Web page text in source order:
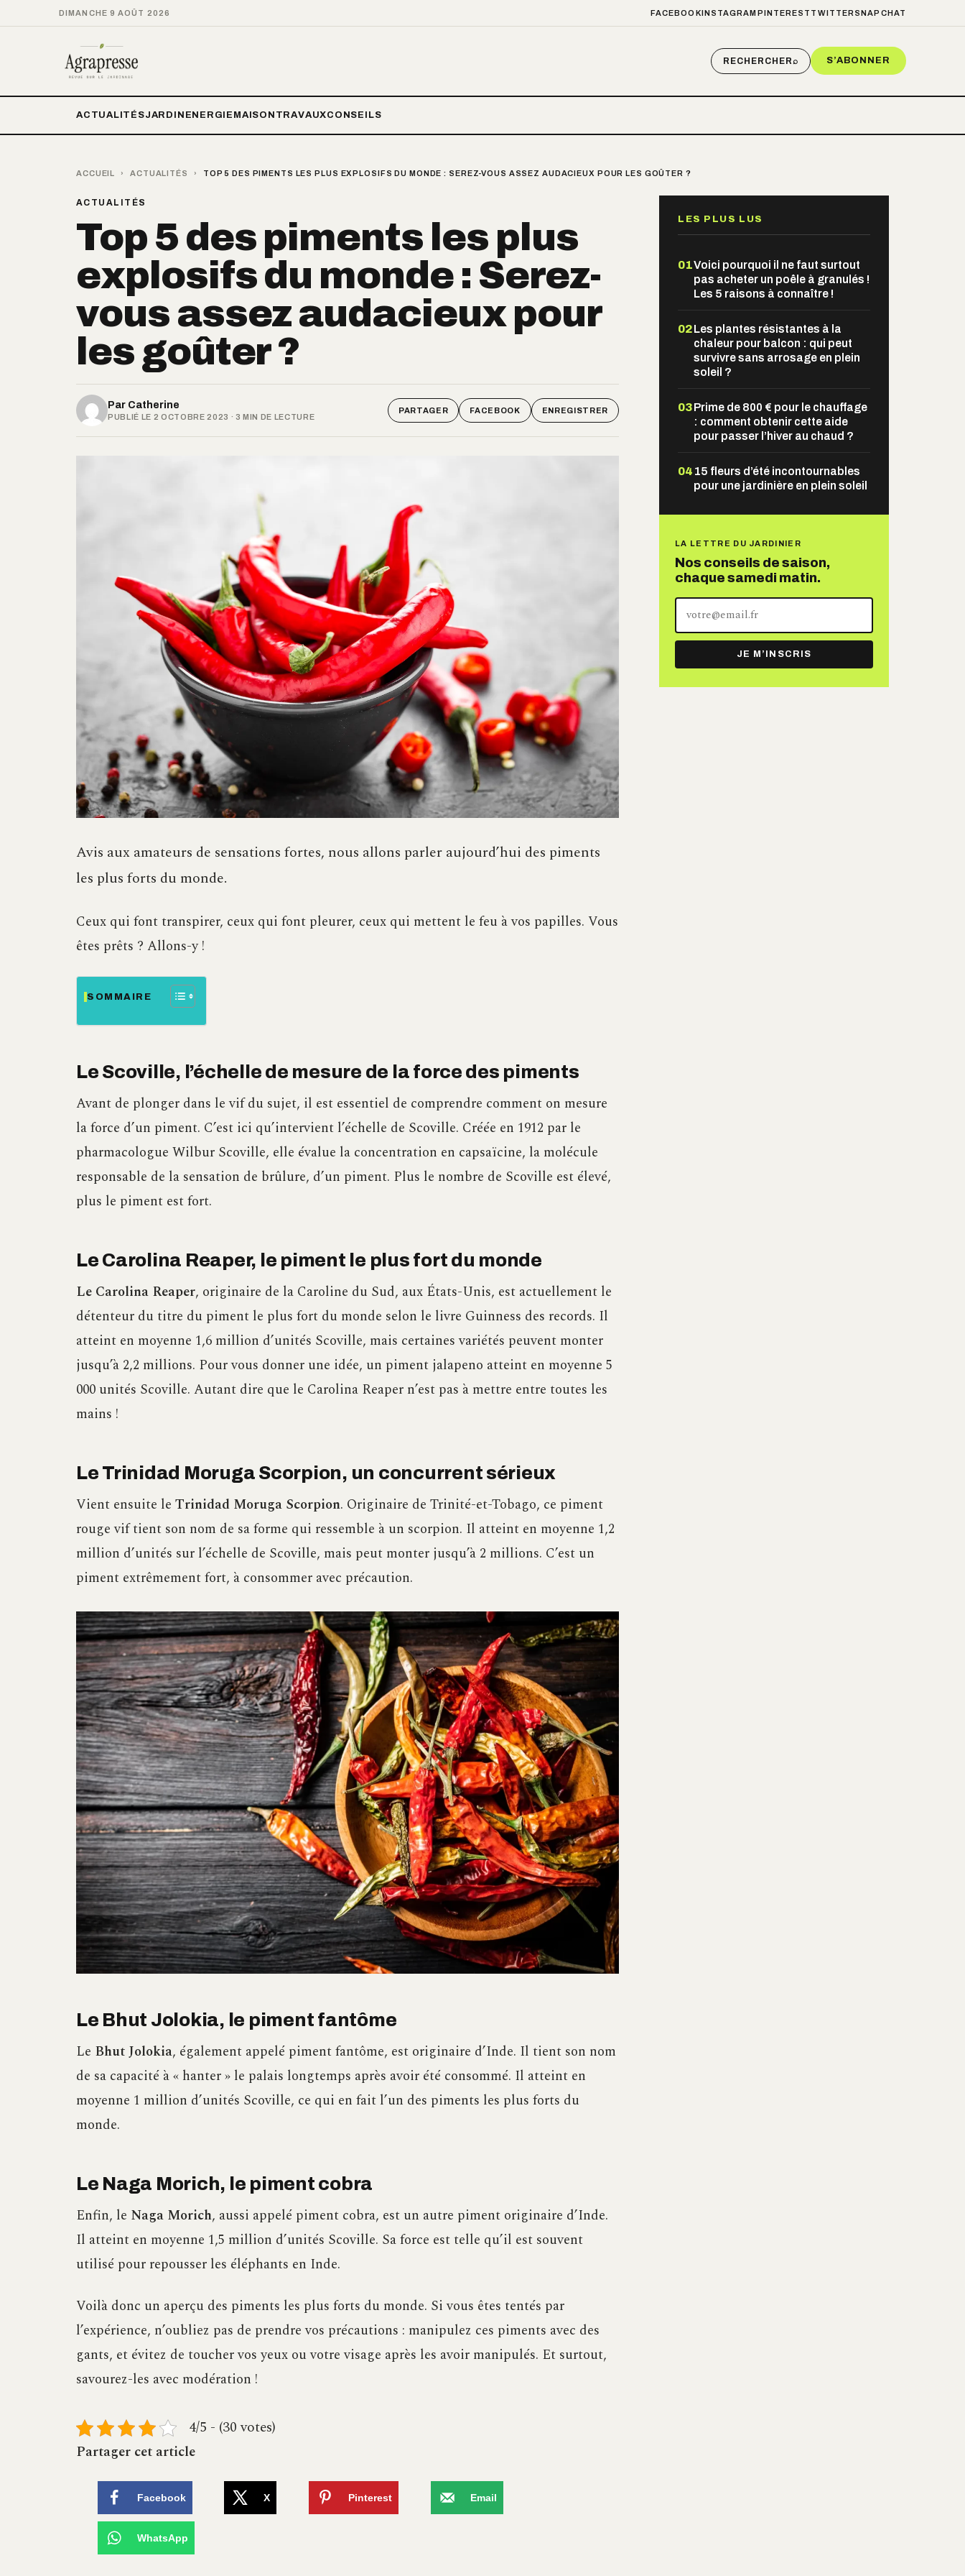
DIMANCHE 9 AOÛT 2026 FACEBOOKINSTAGRAM PINTEREST TWITTER SNAPCHAT
RECHERCHER⌕ S’ABONNER
ACTUALITÉSJARDIN ENERGIE MAISON TRAVAUXCONSEILS
ACCUEIL › ACTUALITÉS › TOP 5 DES PIMENTS LES PLUS EXPLOSIFS DU MONDE : SEREZ-VOUS ASSEZ AUDACIEUX POUR LES GOÛTER ?
ACTUALITÉS
Top 5 des piments les plus
explosifs du monde : Serez-
vous assez audacieux pour
les goûter ?
Par Catherine
PUBLIÉ LE 2 OCTOBRE 2023 · 3 MIN DE LECTURE
PARTAGER FACEBOOK ENREGISTRER
Avis aux amateurs de sensations fortes, nous allons parler aujourd’hui des piments
les plus forts du monde.
Ceux qui font transpirer, ceux qui font pleurer, ceux qui mettent le feu à vos papilles. Vous
êtes prêts ? Allons-y !
SOMMAIRE
Le Scoville, l’échelle de mesure de la force des piments
Avant de plonger dans le vif du sujet, il est essentiel de comprendre comment on mesure
la force d’un piment. C’est ici qu’intervient l’échelle de Scoville. Créée en 1912 par le
pharmacologue Wilbur Scoville, elle évalue la concentration en capsaïcine, la molécule
responsable de la sensation de brûlure, d’un piment. Plus le nombre de Scoville est élevé,
plus le piment est fort.
Le Carolina Reaper, le piment le plus fort du monde
Le Carolina Reaper, originaire de la Caroline du Sud, aux États-Unis, est actuellement le
détenteur du titre du piment le plus fort du monde selon le livre Guinness des records. Il
atteint en moyenne 1,6 million d’unités Scoville, mais certaines variétés peuvent monter
jusqu’à 2,2 millions. Pour vous donner une idée, un piment jalapeno atteint en moyenne 5
000 unités Scoville. Autant dire que le Carolina Reaper n’est pas à mettre entre toutes les
mains !
Le Trinidad Moruga Scorpion, un concurrent sérieux
Vient ensuite le Trinidad Moruga Scorpion. Originaire de Trinité-et-Tobago, ce piment
rouge vif tient son nom de sa forme qui ressemble à un scorpion. Il atteint en moyenne 1,2
million d’unités sur l’échelle de Scoville, mais peut monter jusqu’à 2 millions. C’est un
piment extrêmement fort, à consommer avec précaution.
Le Bhut Jolokia, le piment fantôme
Le Bhut Jolokia, également appelé piment fantôme, est originaire d’Inde. Il tient son nom
de sa capacité à « hanter » le palais longtemps après avoir été consommé. Il atteint en
moyenne 1 million d’unités Scoville, ce qui en fait l’un des piments les plus forts du
monde.
Le Naga Morich, le piment cobra
Enfin, le Naga Morich, aussi appelé piment cobra, est un autre piment originaire d’Inde.
Il atteint en moyenne 1,5 million d’unités Scoville. Sa force est telle qu’il est souvent
utilisé pour repousser les éléphants en Inde.
Voilà donc un aperçu des piments les plus forts du monde. Si vous êtes tentés par
l’expérience, n’oubliez pas de prendre vos précautions : manipulez ces piments avec des
gants, et évitez de toucher vos yeux ou votre visage après les avoir manipulés. Et surtout,
savourez-les avec modération !
4/5 - (30 votes)
Partager cet article
Facebook X Pinterest Email
WhatsApp
LES PLUS LUS
01Voici pourquoi il ne faut surtout
pas acheter un poêle à granulés !
Les 5 raisons à connaître !
02Les plantes résistantes à la
chaleur pour balcon : qui peut
survivre sans arrosage en plein
soleil ?
03Prime de 800 € pour le chauffage
: comment obtenir cette aide
pour passer l’hiver au chaud ?
04 15 fleurs d’été incontournables
pour une jardinière en plein soleil
LA LETTRE DU JARDINIER
Nos conseils de saison,
chaque samedi matin.
adresse
mail
JE M’INSCRIS